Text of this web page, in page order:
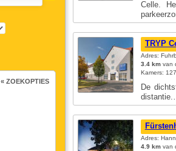
« ZOEKOPTIES
Celle.
TRYP
Adres:
3.4 kmvan
Kamers:
De
Adres:
4.9 kmvan